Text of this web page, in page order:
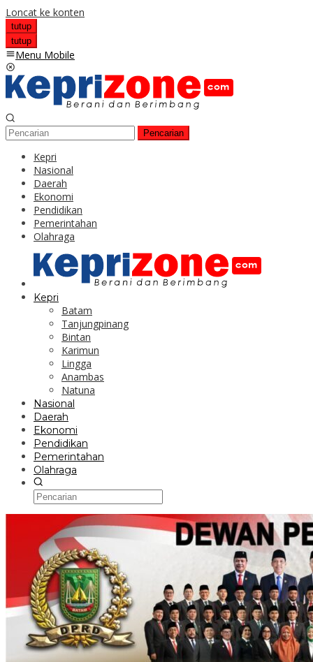
Loncat ke konten
tutup
tutup
Menu Mobile
Pencarian
Kepri
Nasional
Daerah
Ekonomi
Pendidikan
Pemerintahan
Olahraga
Kepri
Batam
Tanjungpinang
Bintan
Karimun
Lingga
Anambas
Natuna
Nasional
Daerah
Ekonomi
Pendidikan
Pemerintahan
Olahraga